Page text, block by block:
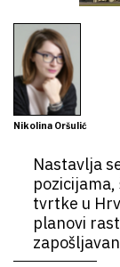
Nikolina Oršulić
Nastavlja
tvrtke u
planovi